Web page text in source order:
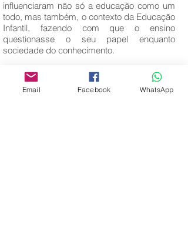
influenciaram não só a educação como um
todo, mas também, o contexto da Educação
Infantil, fazendo com que o ensino
questionasse o seu papel enquanto
sociedade do conhecimento.
Palavras-Chave:
Educação Infantil; Infância; Internet; Ensino a
Email Facebook WhatsApp